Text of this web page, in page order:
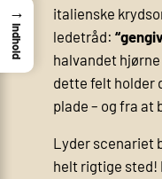
italienske
ledetråd:
halvandet
dette felt holder
plade – og fra at
Lyder scenariet
helt rigtige sted!
→
Indhold